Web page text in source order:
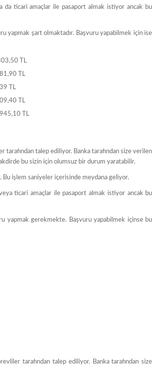
ticari amaçlar ile pasaport almak istiyor ancak bu
yapmak şart olmaktadır. Başvuru yapabilmek için ise
TL
TL
TL
TL
TL
tarafından talep ediliyor. Banka tarafından size verilen
bu sizin için olumsuz bir durum yaratabilir.
Bu işlem saniyeler içerisinde meydana geliyor.
ticari amaçlar ile pasaport almak istiyor ancak bu
yapmak gerekmekte. Başvuru yapabilmek içinse bu
tarafından talep ediliyor. Banka tarafından size